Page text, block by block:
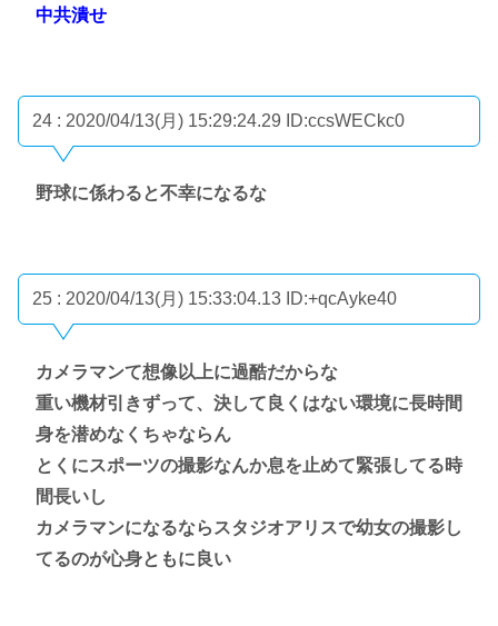
中共潰せ
24 : 2020/04/13(月) 15:29:24.29 ID:ccsWECkc0
野球に係わると不幸になるな
25 : 2020/04/13(月) 15:33:04.13 ID:+qcAyke40
カメラマンて想像以上に過酷だからな
重い機材引きずって、決して良くはない環境に長時間
身を潜めなくちゃならん
とくにスポーツの撮影なんか息を止めて緊張してる時
間長いし
カメラマンになるならスタジオアリスで幼女の撮影し
てるのが心身ともに良い